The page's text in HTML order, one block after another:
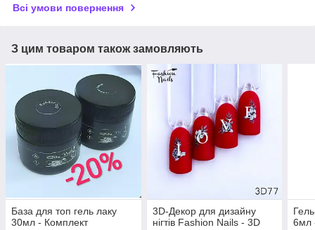
Всі умови повернення
З цим товаром також замовляють
База для топ гель лаку
30мл - Комплект
3D-Декор для дизайну
нігтів Fashion Nails - 3D
6мл